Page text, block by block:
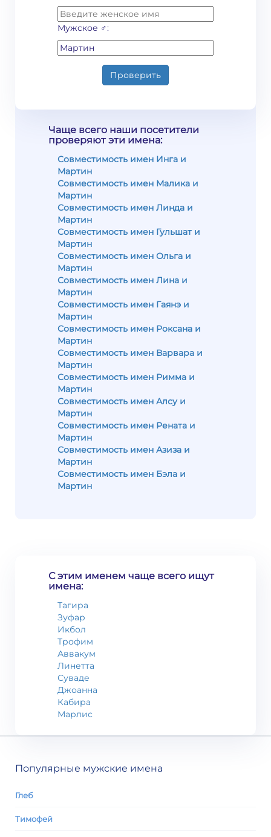
Мужское ♂:
Проверить
Чаще всего наши посетители
проверяют эти имена:
Совместимость имен Инга и
Мартин
Совместимость имен Малика и
Мартин
Совместимость имен Линда и
Мартин
Совместимость имен Гульшат и
Мартин
Совместимость имен Ольга и
Мартин
Совместимость имен Лина и
Мартин
Совместимость имен Гаянэ и
Мартин
Совместимость имен Роксана и
Мартин
Совместимость имен Варвара и
Мартин
Совместимость имен Римма и
Мартин
Совместимость имен Алсу и
Мартин
Совместимость имен Рената и
Мартин
Совместимость имен Азиза и
Мартин
Совместимость имен Бэла и
Мартин
С этим именем чаще всего ищут
имена:
Тагира
Зуфар
Икбол
Трофим
Аввакум
Линетта
Суваде
Джоанна
Кабира
Марлис
Популярные мужские имена
Глеб
Тимофей